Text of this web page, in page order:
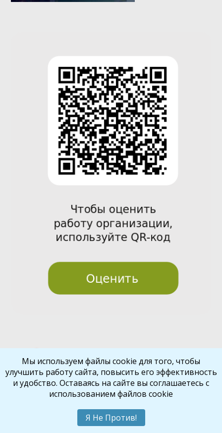
vio
t
Библиокрай© 2026
Шаблон от
WP Puzzle
Мы используем файлы cookie для того, чтобы
улучшить работу сайта, повысить его эффективность
и удобство. Оставаясь на сайте вы соглашаетесь с
использованием файлов cookie
Я Не Против!